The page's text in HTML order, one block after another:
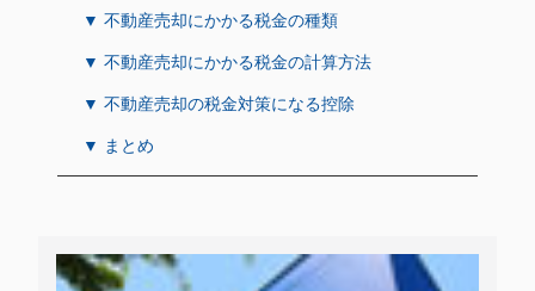
▼ 不動産売却にかかる税金の種類
▼ 不動産売却にかかる税金の計算方法
▼ 不動産売却の税金対策になる控除
▼ まとめ